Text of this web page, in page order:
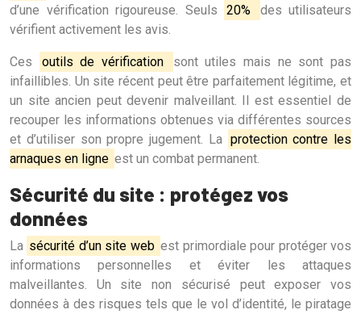
d’une vérification rigoureuse. Seuls 20%
des utilisateurs
vérifient activement les avis.
Ces outils de vérification
sont utiles mais ne sont pas
infaillibles. Un site récent peut être parfaitement légitime, et
un site ancien peut devenir malveillant. Il est essentiel de
recouper les informations obtenues via différentes sources
et d’utiliser son propre jugement. La protection contre les
arnaques en ligne est un combat permanent.
Sécurité du site : protégez vos
données
La sécurité d’un site web est primordiale pour protéger vos
informations personnelles et éviter les attaques
malveillantes. Un site non sécurisé peut exposer vos
données à des risques tels que le vol d’identité, le piratage